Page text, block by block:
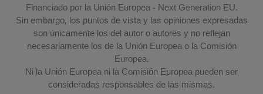
Financiado por la Unión Europea - Next Generation EU.
Sin embargo, los puntos de vista y las opiniones expresadas
son únicamente los del autor o autores y no reflejan
necesariamente los de la Unión Europea o la Comisión
Europea.
Ni la Unión Europea ni la Comisión Europea pueden ser
consideradas responsables de las mismas.